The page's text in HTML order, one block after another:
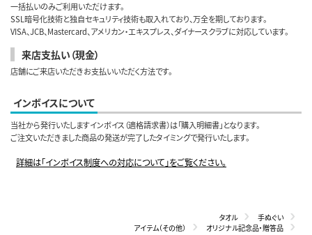
一括払いのみご利用いただけます。
SSL暗号化技術と独自セキュリティ技術も取入れており、万全を期しております。
VISA、JCB、Mastercard、アメリカン・エキスプレス、ダイナースクラブに対応しています。
来店支払い（現金）
店舗にご来店いただきお支払いいただく方法です。
インボイスについて
当社から発行いたしますインボイス（適格請求書）は「購入明細書」となります。
ご注文いただきました商品の発送が完了したタイミングで発行いたします。
詳細は「インボイス制度への対応について」をご覧ください。
タオル
手ぬぐい
アイテム（その他）
オリジナル記念品・贈答品